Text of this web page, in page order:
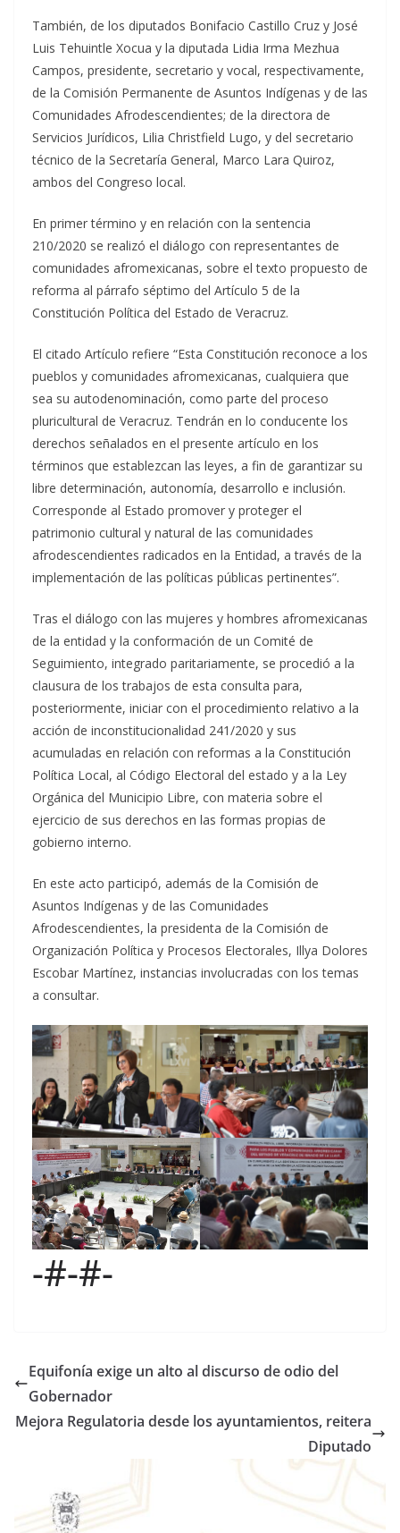
También, de los diputados Bonifacio Castillo Cruz y José
Luis Tehuintle Xocua y la diputada Lidia Irma Mezhua
Campos, presidente, secretario y vocal, respectivamente,
de la Comisión Permanente de Asuntos Indígenas y de las
Comunidades Afrodescendientes; de la directora de
Servicios Jurídicos, Lilia Christfield Lugo, y del secretario
técnico de la Secretaría General, Marco Lara Quiroz,
ambos del Congreso local.
En primer término y en relación con la sentencia
210/2020 se realizó el diálogo con representantes de
comunidades afromexicanas, sobre el texto propuesto de
reforma al párrafo séptimo del Artículo 5 de la
Constitución Política del Estado de Veracruz.
El citado Artículo refiere “Esta Constitución reconoce a los
pueblos y comunidades afromexicanas, cualquiera que
sea su autodenominación, como parte del proceso
pluricultural de Veracruz. Tendrán en lo conducente los
derechos señalados en el presente artículo en los
términos que establezcan las leyes, a fin de garantizar su
libre determinación, autonomía, desarrollo e inclusión.
Corresponde al Estado promover y proteger el
patrimonio cultural y natural de las comunidades
afrodescendientes radicados en la Entidad, a través de la
implementación de las políticas públicas pertinentes”.
Tras el diálogo con las mujeres y hombres afromexicanas
de la entidad y la conformación de un Comité de
Seguimiento, integrado paritariamente, se procedió a la
clausura de los trabajos de esta consulta para,
posteriormente, iniciar con el procedimiento relativo a la
acción de inconstitucionalidad 241/2020 y sus
acumuladas en relación con reformas a la Constitución
Política Local, al Código Electoral del estado y a la Ley
Orgánica del Municipio Libre, con materia sobre el
ejercicio de sus derechos en las formas propias de
gobierno interno.
En este acto participó, además de la Comisión de
Asuntos Indígenas y de las Comunidades
Afrodescendientes, la presidenta de la Comisión de
Organización Política y Procesos Electorales, Illya Dolores
Escobar Martínez, instancias involucradas con los temas
a consultar.
-#-#-
Equifonía exige un alto al discurso de odio del
Gobernador
Mejora Regulatoria desde los ayuntamientos, reitera
Diputado